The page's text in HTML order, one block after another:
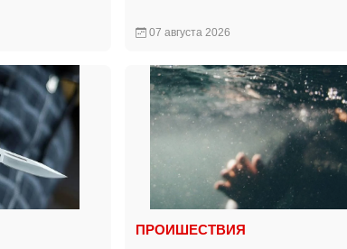
07 августа 2026
ПРОИШЕСТВИЯ